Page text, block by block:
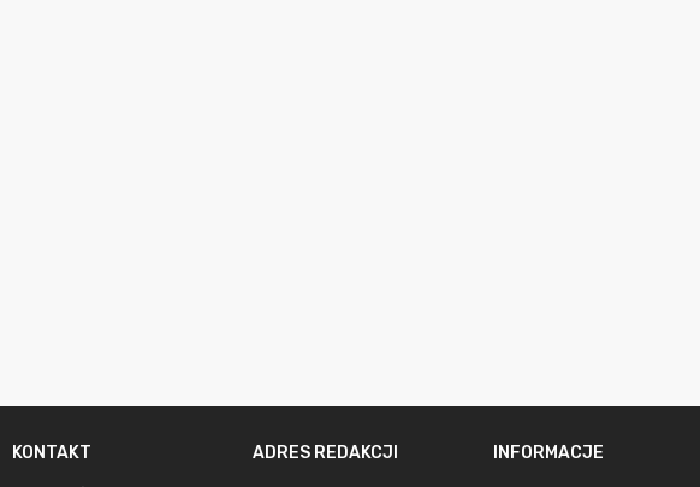
KONTAKT ADRES REDAKCJI INFORMACJE